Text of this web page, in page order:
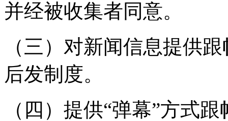
并经被收集者同意。
（三）对新闻信息提供
后发制度。
（四）提供“弹幕”方式